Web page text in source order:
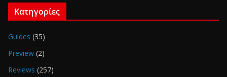
Κατηγορίες
Guides (35)
Preview (2)
Reviews (257)